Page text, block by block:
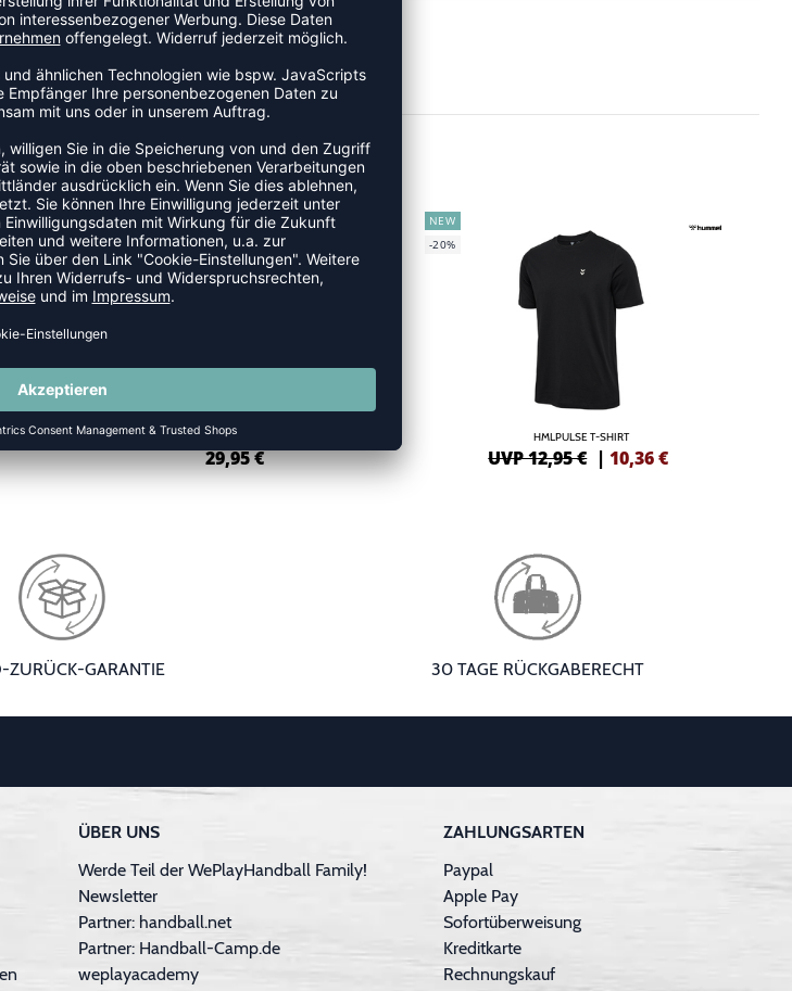
DHB PLAYERSHIRT GOLLA - 4
29,95€
NEW
-20%
HMLPULSE T-SHIRT
UVP 12,95 € |10,36€
ZURÜCK-GARANTIE 30 TAGE RÜCKGABERECHT
ÜBER UNS
Werde Teil der WePlayHandball Family!
Newsletter
Partner: handball.net
Partner: Handball-Camp.de
weplayacademy
ZAHLUNGSARTEN
Paypal
Apple Pay
Sofortüberweisung
Kreditkarte
Rechnungskauf